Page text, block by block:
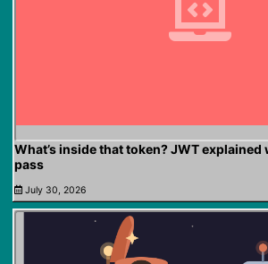
What’s inside that token? JWT
pass
July 30, 2026